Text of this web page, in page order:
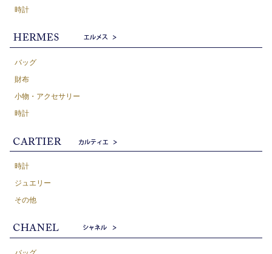
時計
バッグ
財布
小物・アクセサリー
時計
時計
ジュエリー
その他